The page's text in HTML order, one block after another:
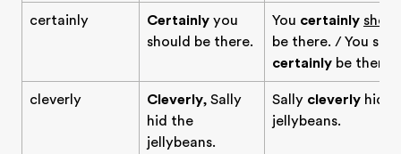
certainly Certainly you
should be there.
You certainly
be there. / You
certainly be there.
cleverly Cleverly, Sally
hid the
jellybeans.
Sally cleverly hid
jellybeans.